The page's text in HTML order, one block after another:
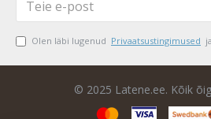
Olen läbi lugenud Privaatsustingimused
© 2025 Latene.ee. Kõik